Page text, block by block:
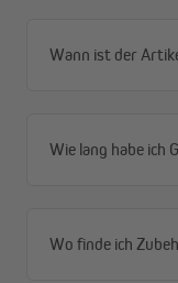
Wann ist der
Wie lang habe ich
Wo finde ich